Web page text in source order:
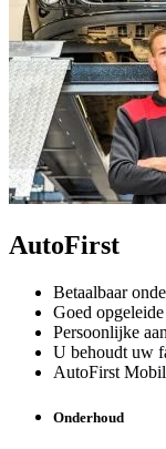
AutoFirst
Betaalbaar
Goed
Persoonlijke
U behoudt uw
AutoFirst
Onderhoud